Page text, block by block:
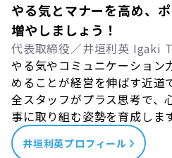
やる気とマナーを高め、
増やしましょう！
代表取締役／井垣利英 Igaki
やる気やコミュニケーション
めることが経営を伸ばす近道
全スタッフがプラス思考で、
事に取り組む姿勢を育成します
井垣利英プロフィール